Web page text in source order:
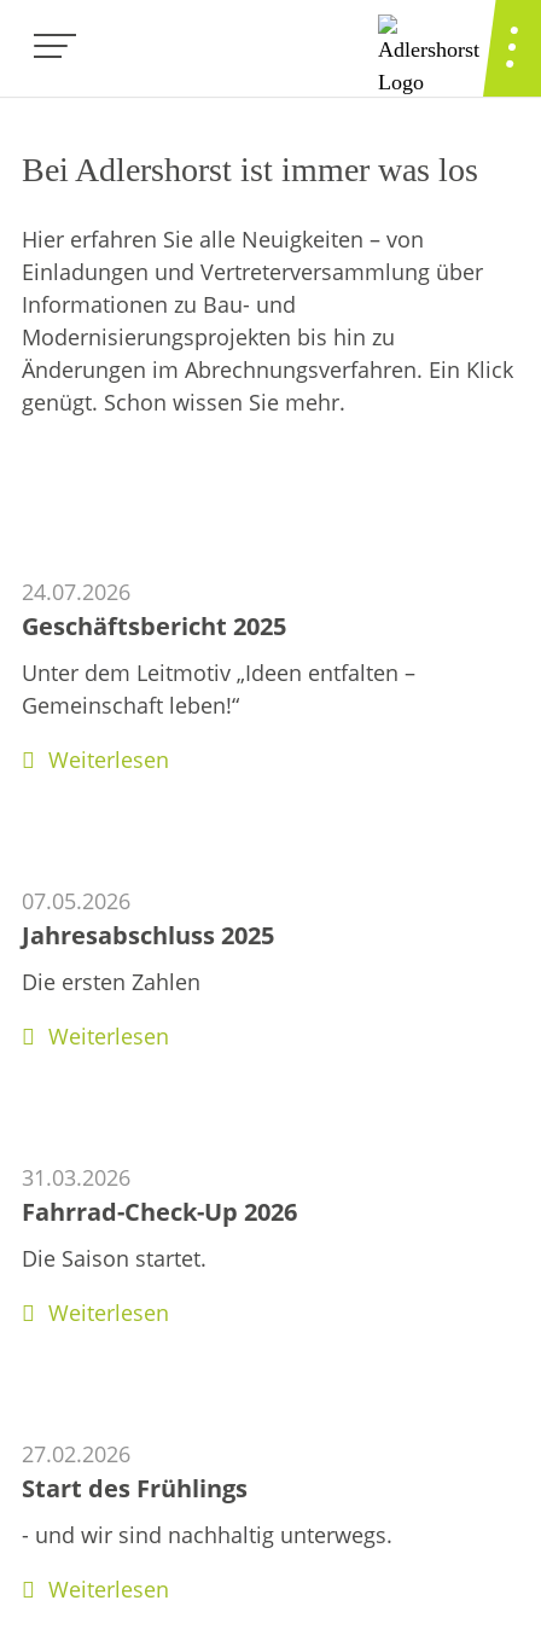
Bei Adlershorst ist immer was los
Hier erfahren Sie alle Neuigkeiten – von
Einladungen und Vertreterversammlung über
Informationen zu Bau- und
Modernisierungsprojekten bis hin zu
Änderungen im Abrechnungsverfahren. Ein Klick
genügt. Schon wissen Sie mehr.
24.07.2026
Geschäftsbericht 2025
Unter dem Leitmotiv „Ideen entfalten –
Gemeinschaft leben!“
Weiterlesen
07.05.2026
Jahresabschluss 2025
Die ersten Zahlen
Weiterlesen
31.03.2026
Fahrrad-Check-Up 2026
Die Saison startet.
Weiterlesen
27.02.2026
Start des Frühlings
- und wir sind nachhaltig unterwegs.
Weiterlesen